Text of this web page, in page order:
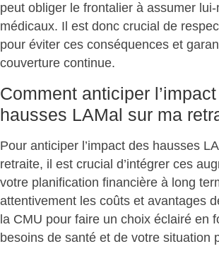
peut obliger le frontalier à assumer
médicaux. Il est donc crucial de
pour éviter ces conséquences et
couverture continue.
Comment anticiper
hausses LAMal sur ma
Pour anticiper l’impact des hausses
retraite, il est crucial d’intégrer ces
votre planification financière à long
attentivement les coûts et avantages
la CMU pour faire un choix éclairé en
besoins de santé et de votre situation